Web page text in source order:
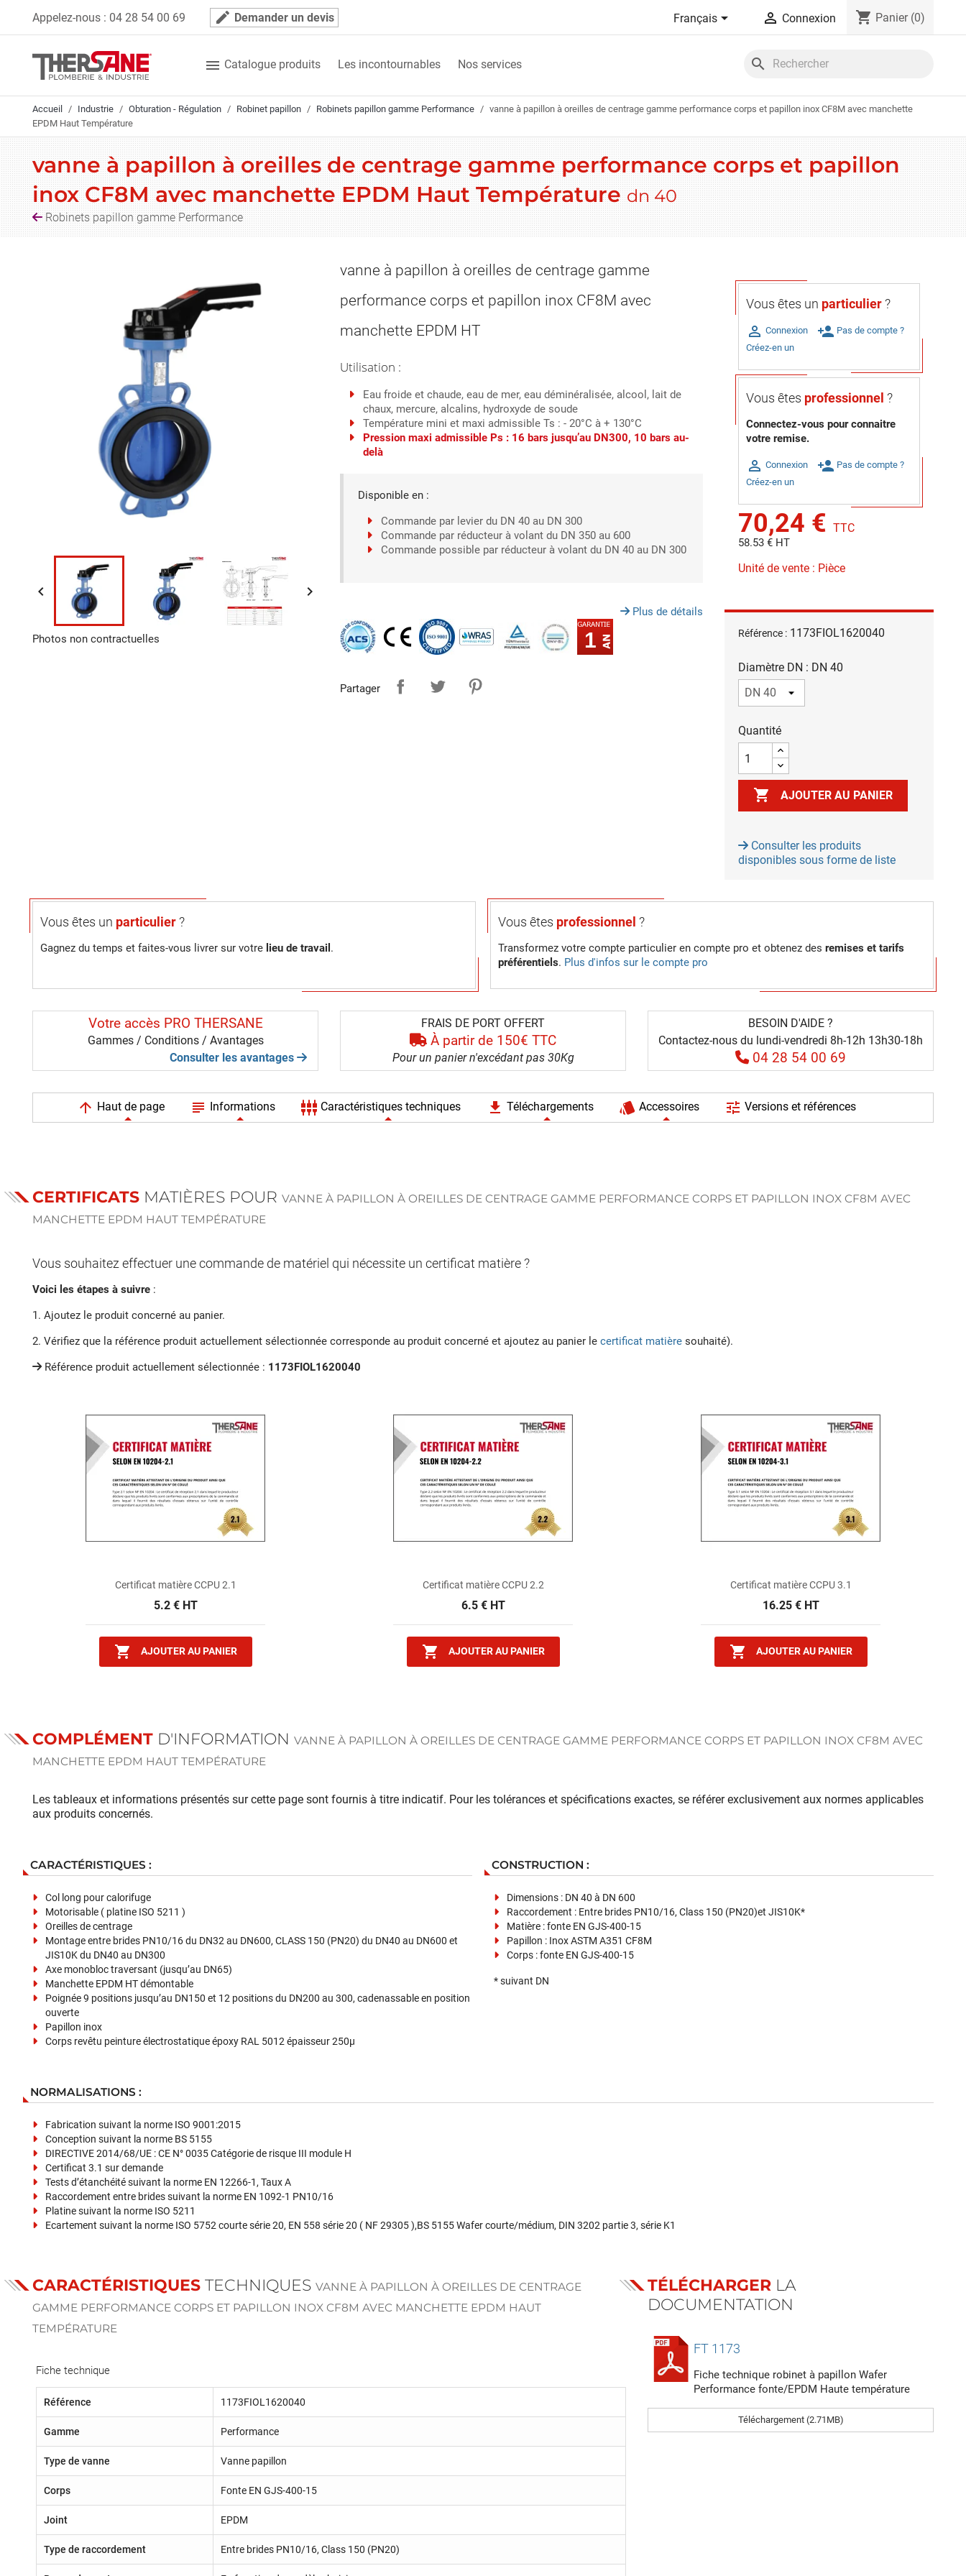
Appelez-nous : 04 28 54 00 69 mode_edit Demander un devis Français  Connexion shopping_cart Panier (0)
 Catalogue produits Les incontournables Nos services search
Accueil Industrie Obturation - Régulation Robinet papillon Robinets papillon gamme Performance
vanne à papillon à oreilles de centrage gamme performance corps et papillon inox CF8M avec manchette
EPDM Haut Température
vanne à papillon à oreilles de centrage gamme performance corps et papillon
inox CF8M avec manchette EPDM Haut Températuredn 40
Robinets papillon gamme Performance
 
Photos non contractuelles
vanne à papillon à oreilles de centrage gamme
performance corps et papillon inox CF8M avec
manchette EPDM HT
Utilisation :
Eau froide et chaude, eau de mer, eau déminéralisée, alcool, lait de
chaux, mercure, alcalins, hydroxyde de soude
Température mini et maxi admissible Ts : - 20°C à + 130°C
Pression maxi admissible Ps : 16 bars jusqu’au DN300, 10 bars au-
delà
Disponible en :
Commande par levier du DN 40 au DN 300
Commande par réducteur à volant du DN 350 au 600
Commande possible par réducteur à volant du DN 40 au DN 300
Plus de détails
1
Partager
Vous êtes un particulier?
 Connexion person_add Pas de compte ?
Créez-en un
Vous êtes professionnel ?
Connectez-vous pour connaitre
votre remise.
 Connexion person_add Pas de compte ?
Créez-en un
70,24 € TTC
58.53 € HT
Unité de vente : Pièce
Référence : 1173FIOL1620040
Diamètre DN : DN 40
Quantité
 AJOUTER AU PANIER
Consulter les produits
disponibles sous forme de liste
Vous êtes un particulier?
Gagnez du temps et faites-vous livrer sur votre lieu de travail .
Vous êtes professionnel ?
Transformez votre compte particulier en compte pro et obtenez des remises et tarifs
préférentiels. Plus d'infos sur le compte pro
Votre accès PRO THERSANE
Gammes / Conditions / Avantages
Consulter les avantages
FRAIS DE PORT OFFERT
À partir de 150€ TTC
Pour un panier n'excédant pas 30Kg
BESOIN D'AIDE ?
Contactez-nous du lundi-vendredi 8h-12h 13h30-18h
04 28 54 00 69
arrow_upward Haut de page subject Informations settings_input_component Caractéristiques techniques file_download Téléchargements style Accessoires tune Versions et références
CERTIFICATS MATIÈRES POUR VANNE À PAPILLON À OREILLES DE CENTRAGE GAMME PERFORMANCE CORPS ET PAPILLON INOX CF8M AVEC
MANCHETTE EPDM HAUT TEMPÉRATURE
Vous souhaitez effectuer une commande de matériel qui nécessite un certificat matière ?
Voici les étapes à suivre :
1. Ajoutez le produit concerné au panier.
2. Vérifiez que la référence produit actuellement sélectionnée corresponde au produit concerné et ajoutez au panier le certificat matière souhaité).
Référence produit actuellement sélectionnée : 1173FIOL1620040
Certificat matière CCPU 2.1
5.2 € HT
 AJOUTER AU PANIER
Certificat matière CCPU 2.2
6.5 € HT
 AJOUTER AU PANIER
Certificat matière CCPU 3.1
16.25 € HT
 AJOUTER AU PANIER
COMPLÉMENT D'INFORMATION VANNE À PAPILLON À OREILLES DE CENTRAGE GAMME PERFORMANCE CORPS ET PAPILLON INOX CF8M AVEC
MANCHETTE EPDM HAUT TEMPÉRATURE
Les tableaux et informations présentés sur cette page sont fournis à titre indicatif. Pour les tolérances et spécifications exactes, se référer exclusivement aux normes applicables
aux produits concernés.
CARACTÉRISTIQUES :
Col long pour calorifuge
Motorisable ( platine ISO 5211 )
Oreilles de centrage
Montage entre brides PN10/16 du DN32 au DN600, CLASS 150 (PN20) du DN40 au DN600 et
JIS10K du DN40 au DN300
Axe monobloc traversant (jusqu’au DN65)
Manchette EPDM HT démontable
Poignée 9 positions jusqu’au DN150 et 12 positions du DN200 au 300, cadenassable en position
ouverte
Papillon inox
Corps revêtu peinture électrostatique époxy RAL 5012 épaisseur 250µ
CONSTRUCTION :
Dimensions : DN 40 à DN 600
Raccordement : Entre brides PN10/16, Class 150 (PN20)et JIS10K*
Matière : fonte EN GJS-400-15
Papillon : Inox ASTM A351 CF8M
Corps : fonte EN GJS-400-15
* suivant DN
NORMALISATIONS :
Fabrication suivant la norme ISO 9001:2015
Conception suivant la norme BS 5155
DIRECTIVE 2014/68/UE : CE N° 0035 Catégorie de risque III module H
Certificat 3.1 sur demande
Tests d’étanchéité suivant la norme EN 12266-1, Taux A
Raccordement entre brides suivant la norme EN 1092-1 PN10/16
Platine suivant la norme ISO 5211
Ecartement suivant la norme ISO 5752 courte série 20, EN 558 série 20 ( NF 29305 ),BS 5155 Wafer courte/médium, DIN 3202 partie 3, série K1
CARACTÉRISTIQUES TECHNIQUES VANNE À PAPILLON À OREILLES DE CENTRAGE
GAMME PERFORMANCE CORPS ET PAPILLON INOX CF8M AVEC MANCHETTE EPDM HAUT
TEMPÉRATURE
Fiche technique
Référence 1173FIOL1620040
Gamme Performance
Type de vanne Vanne papillon
Corps Fonte EN GJS-400-15
Joint EPDM
Type de raccordement Entre brides PN10/16, Class 150 (PN20)
TÉLÉCHARGER LA
DOCUMENTATION
FT 1173
Fiche technique robinet à papillon Wafer
Performance fonte/EPDM Haute température
Téléchargement (2.71MB)